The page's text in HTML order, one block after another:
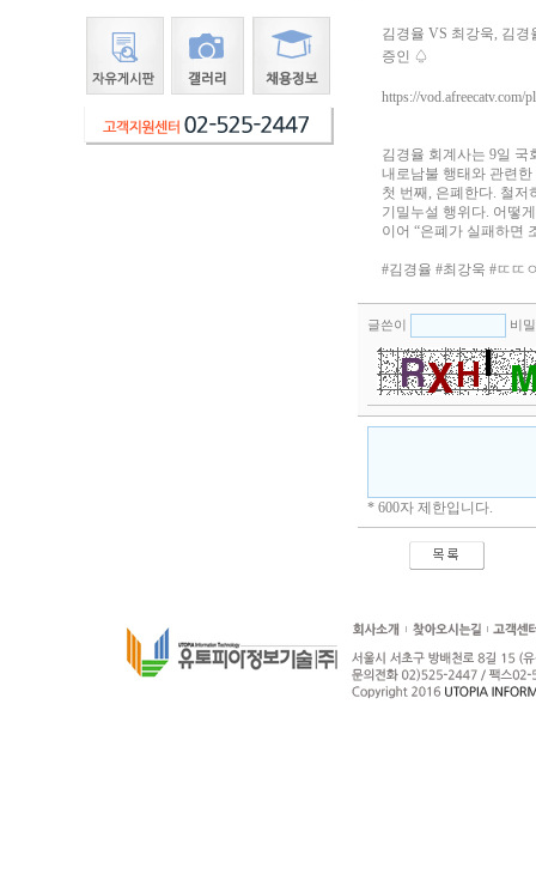
김경율 VS 최강욱, 김
증인 ♤
https://vod.afreecatv.com/
김경율 회계사는 9일
내로남불 행태와 관련
첫 번째, 은폐한다. 철저
기밀누설 행위다. 어떻
이어 “은폐가 실패하면
#김경율 #최강욱 #ㄸㄸ
글쓴이 비
* 600자 제한입니다.